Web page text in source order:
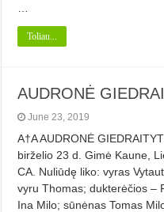
Toliau...
AUDRONĖ
June 23, 2019
A†A AUDRONĖ
birželio 23 d. Gimė Kaune,
CA. Nuliūdę liko: vyras
vyru Thomas; dukterėčios –
Ina Milo; sūnėnas Tomas